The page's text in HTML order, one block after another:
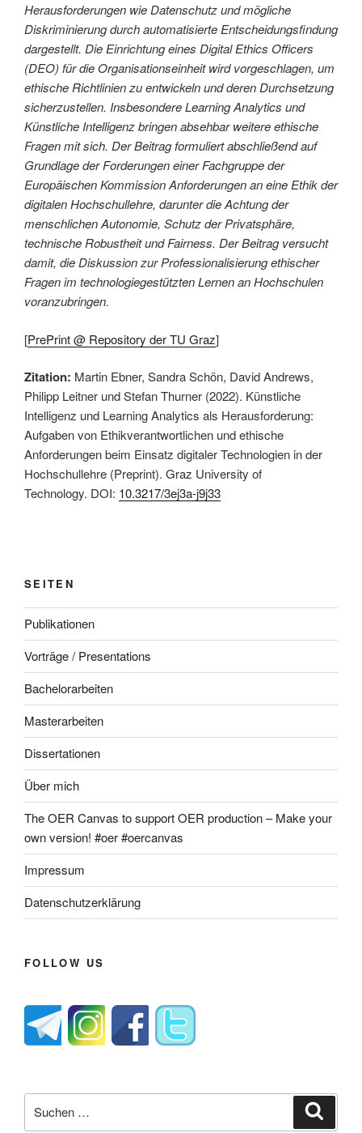
Herausforderungen wie Datenschutz und mögliche
Diskriminierung durch automatisierte Entscheidungsfindung
dargestellt. Die Einrichtung eines Digital Ethics Officers
(DEO) für die Organisationseinheit wird vorgeschlagen, um
ethische Richtlinien zu entwickeln und deren Durchsetzung
sicherzustellen. Insbesondere Learning Analytics und
Künstliche Intelligenz bringen absehbar weitere ethische
Fragen mit sich. Der Beitrag formuliert abschließend auf
Grundlage der Forderungen einer Fachgruppe der
Europäischen Kommission Anforderungen an eine Ethik der
digitalen Hochschullehre, darunter die Achtung der
menschlichen Autonomie, Schutz der Privatsphäre,
technische Robustheit und Fairness. Der Beitrag versucht
damit, die Diskussion zur Professionalisierung ethischer
Fragen im technologiegestützten Lernen an Hochschulen
voranzubringen.
[PrePrint @ Repository der TU Graz]
Zitation: Martin Ebner, Sandra Schön, David Andrews,
Philipp Leitner und Stefan Thurner (2022). Künstliche
Intelligenz und Learning Analytics als Herausforderung:
Aufgaben von Ethikverantwortlichen und ethische
Anforderungen beim Einsatz digitaler Technologien in der
Hochschullehre (Preprint). Graz University of
Technology. DOI: 10.3217/3ej3a-j9j33
SEITEN
Publikationen
Vorträge / Presentations
Bachelorarbeiten
Masterarbeiten
Dissertationen
Über mich
The OER Canvas to support OER production – Make your
own version! #oer #oercanvas
Impressum
Datenschutzerklärung
FOLLOW US
nach: